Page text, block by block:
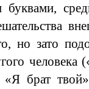
буквами,
но зато
«Я брат